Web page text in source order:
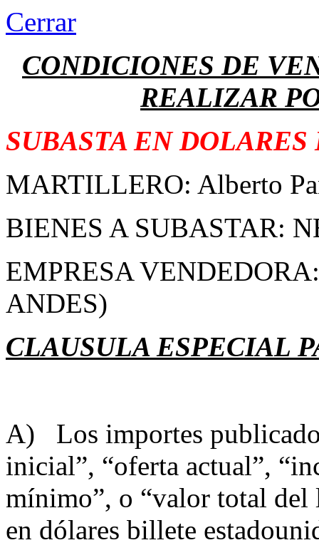
Cerrar
CONDICIONES DE
REALIZAR
SUBASTA EN
MARTILLERO: Alberto
BIENES A SUBASTAR:
EMPRESA
ANDES)
CLAUSULA ESPECIAL
A) Los importes
inicial”, “oferta actual”,
mínimo”, o “valor total del
en dólares billete